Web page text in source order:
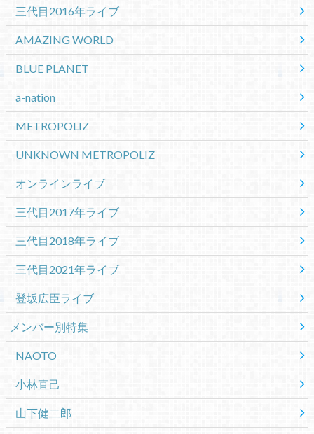
三代目2016年ライブ
AMAZING WORLD
BLUE PLANET
a-nation
METROPOLIZ
UNKNOWN METROPOLIZ
オンラインライブ
三代目2017年ライブ
三代目2018年ライブ
三代目2021年ライブ
登坂広臣ライブ
メンバー別特集
NAOTO
小林直己
山下健二郎